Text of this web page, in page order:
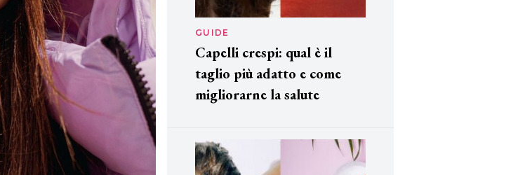
GUIDE
Capelli crespi: qual è il
taglio più adatto e come
migliorarne la salute